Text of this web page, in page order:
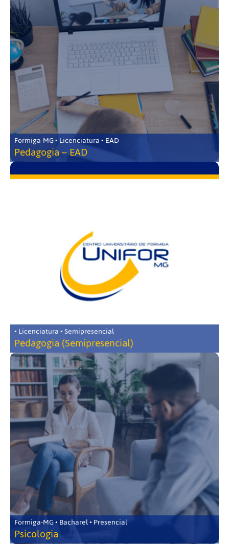
Formiga-MG • Licenciatura • EAD
Pedagogia – EAD
• Licenciatura • Semipresencial
Pedagogia (Semipresencial)
Formiga-MG • Bacharel • Presencial
Psicologia